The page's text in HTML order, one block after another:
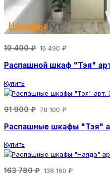
19 400 ₽ 16 490 ₽
Распашной шкаф "Тэя"
Купить
91 900 ₽ 78 100 ₽
Распашные шкафы "Тэя"
Купить
163 780 ₽ 138 160 ₽